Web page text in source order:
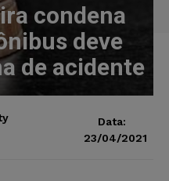
condena
deve
de acidente
Data:
23/04/2021